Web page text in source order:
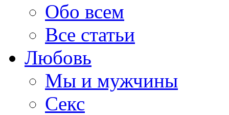
Обо всем
Все статьи
Любовь
Мы и мужчины
Секс